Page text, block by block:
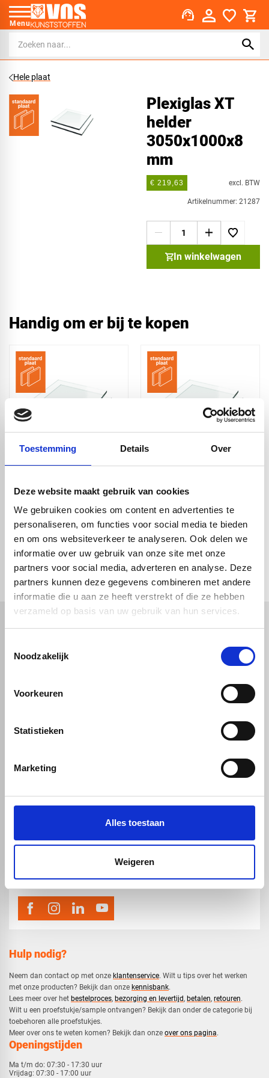
Toestemming Details Over
Deze website maakt gebruik van cookies
We gebruiken cookies om content en advertenties te
personaliseren, om functies voor social media te bieden
en om ons websiteverkeer te analyseren. Ook delen we
informatie over uw gebruik van onze site met onze
partners voor social media, adverteren en analyse. Deze
partners kunnen deze gegevens combineren met andere
informatie die u aan ze heeft verstrekt of die ze hebben
verzameld op basis van uw gebruik van hun services.
Noodzakelijk
Voorkeuren
Statistieken
Marketing
Alles toestaan
Weigeren
Menu support_agent
Hele plaat
Plexiglas XT
helder
3050x1000x8
mm
€ 219,63 excl. BTW
Artikelnummer: 21287
In winkelwagen
Handig om er bij te kopen
Plexiglas XT helder
€ 4,63
Plexiglas XT helder
€ 113,00
check_circle Vanaf€ 750,-gratis bezorgd
check_circle
check_circle2-5dagen levertijd
Kunststof voorzetramen
Kunststof platen
HPL platen
Technische kunststoffen
Hulp nodig?
Neem dan contact op met onze klantenservice. Wilt u tips over het werken
met onze producten? Bekijk dan onze kennisbank.
​Lees meer over het bestelproces, bezorging en levertijd, betalen, retouren.​
​Wilt u een proefstukje/sample ontvangen? Bekijk dan onder de categorie bij
toebehoren alle proefstukjes.
​​Meer over ons te weten komen? Bekijk dan onze over ons pagina.
Openingstijden
Ma t/m do: 07:30 - 17:30 uur
Vrijdag: 07:30 - 17:00 uur
map Veensesteeg 8, 4264 KG Veen
mail info@voskunststoffen.nl